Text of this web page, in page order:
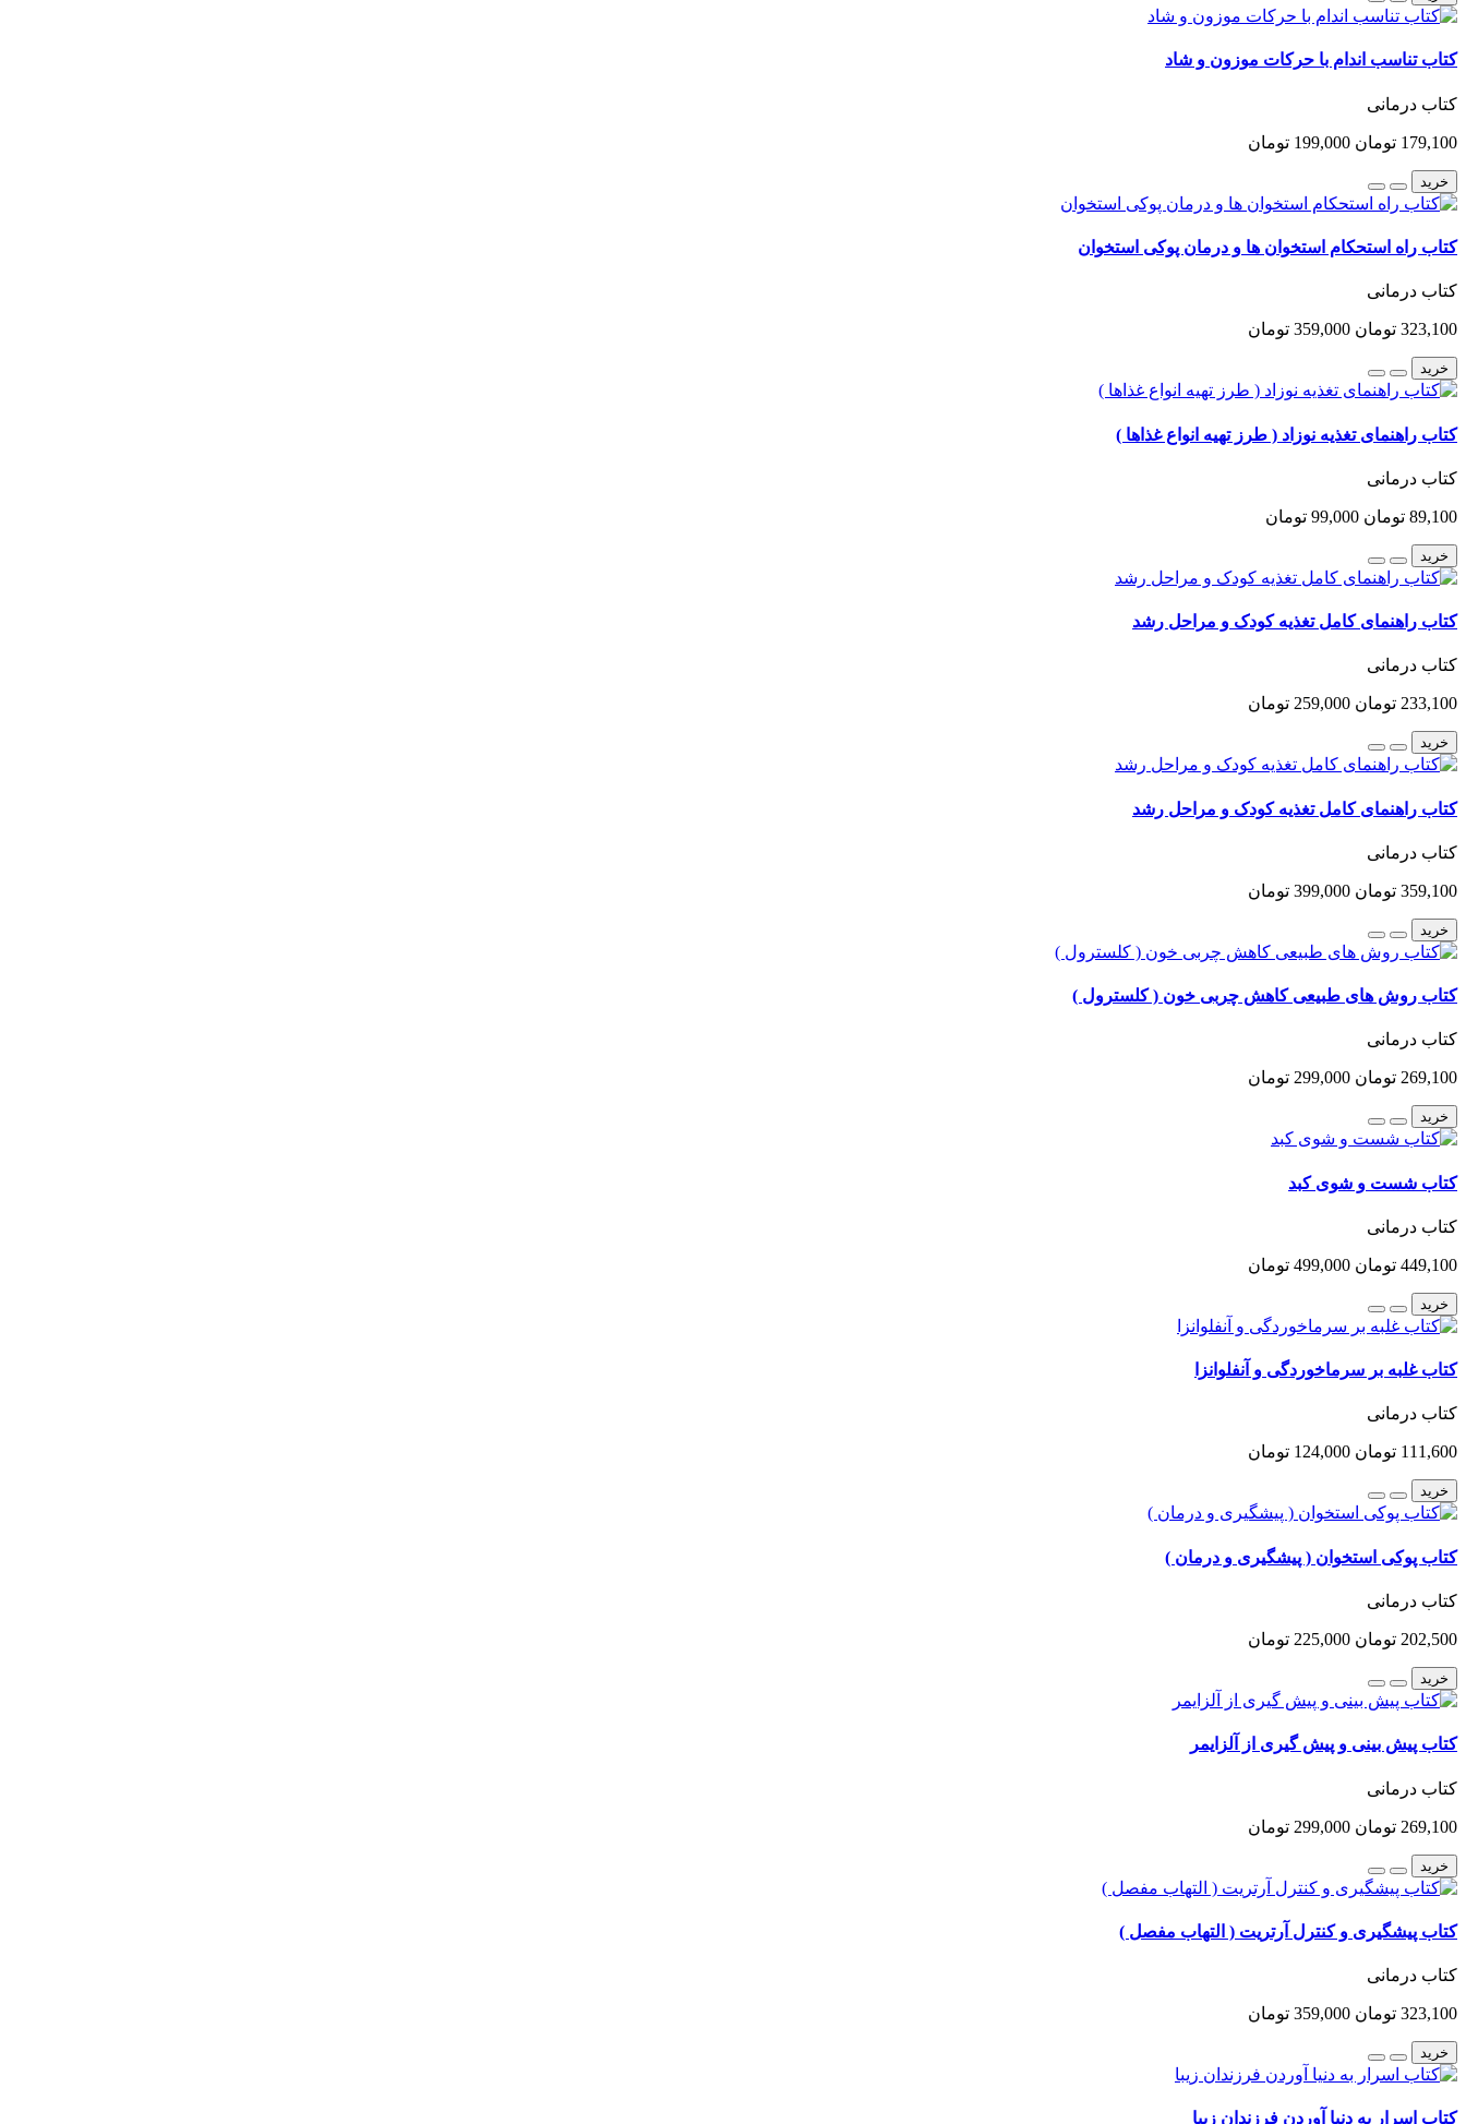
کتاب تناسب اندام با حرکات موزون و شاد
کتاب درمانی
179,100 تومان 199,000 تومان
خرید
کتاب راه استحکام استخوان ها و درمان پوکی استخوان
کتاب درمانی
323,100 تومان 359,000 تومان
خرید
کتاب راهنمای تغذیه نوزاد ( طرز تهیه انواع غذاها )
کتاب درمانی
89,100 تومان 99,000 تومان
خرید
کتاب راهنمای کامل تغذیه کودک و مراحل رشد
کتاب درمانی
233,100 تومان 259,000 تومان
خرید
کتاب راهنمای کامل تغذیه کودک و مراحل رشد
کتاب درمانی
359,100 تومان 399,000 تومان
خرید
کتاب روش های طبیعی کاهش چربی خون ( کلسترول )
کتاب درمانی
269,100 تومان 299,000 تومان
خرید
کتاب شست و شوی کبد
کتاب درمانی
449,100 تومان 499,000 تومان
خرید
کتاب غلبه بر سرماخوردگی و آنفلوانزا
کتاب درمانی
111,600 تومان 124,000 تومان
خرید
کتاب پوکی استخوان ( پیشگیری و درمان )
کتاب درمانی
202,500 تومان 225,000 تومان
خرید
کتاب پیش بینی و پیش گیری از آلزایمر
کتاب درمانی
269,100 تومان 299,000 تومان
خرید
کتاب پیشگیری و کنترل آرتریت ( التهاب مفصل )
کتاب درمانی
323,100 تومان 359,000 تومان
خرید
کتاب اسرار به دنیا آوردن فرزندان زیبا